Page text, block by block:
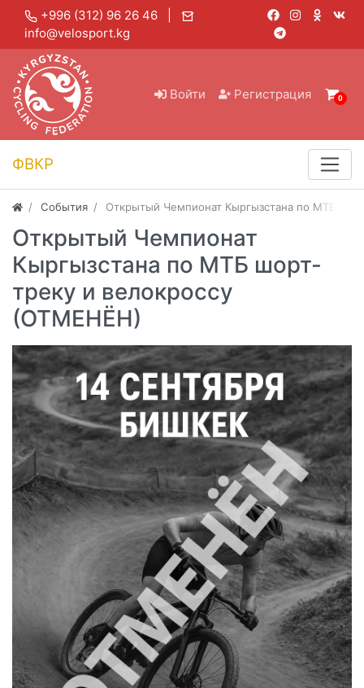
+996 (312) 96 26 46 |
info@velosport.kg
Войти Регистрация 0
ФВКР
События Открытый Чемпионат Кыргызстана по МТБ
Открытый Чемпионат
Кыргызстана по МТБ шорт-
треку и велокроссу
(ОТМЕНЁН)